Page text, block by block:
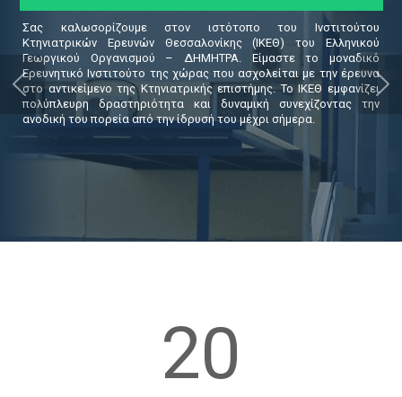
Δ
Η
Μ
Η
Σας καλωσορίζουμε στον ιστότοπο του Ινστιτούτου
Κτηνιατρικών Ερευνών Θεσσαλονίκης (ΙΚΕΘ) του Ελληνικού
Γεωργικού Οργανισμού – ΔΗΜΗΤΡΑ. Είμαστε το μοναδικό
Ερευνητικό Ινστιτούτο της χώρας που ασχολείται με την έρευνα
στο αντικείμενο της Κτηνιατρικής επιστήμης. Το ΙΚΕΘ εμφανίζει
πολύπλευρη δραστηριότητα και δυναμική συνεχίζοντας την
ανοδική του πορεία από την ίδρυσή του μέχρι σήμερα.
20